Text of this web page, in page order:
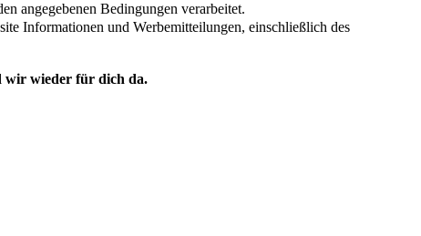
angegebenen Bedingungen verarbeitet.
Informationen und Werbemitteilungen, einschließlich des
wir wieder für dich da.